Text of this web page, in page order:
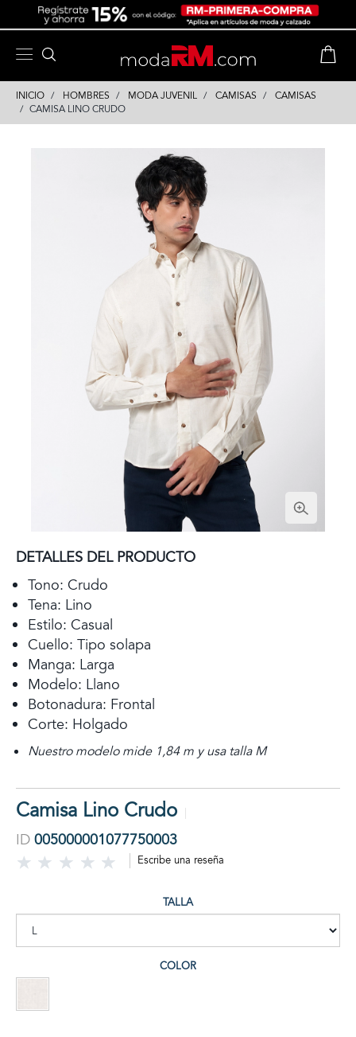
INICIO HOMBRES MODA JUVENIL CAMISAS
CAMISAS
CAMISA LINO CRUDO
DETALLES DEL PRODUCTO
Tono: Crudo
Tena: Lino
Estilo: Casual
Cuello: Tipo solapa
Manga: Larga
Modelo: Llano
Botonadura: Frontal
Corte: Holgado
Nuestro modelo mide 1,84 m y usa talla M
Camisa Lino Crudo
ID 005000001077750003
Escribe una reseña
TALLA
COLOR